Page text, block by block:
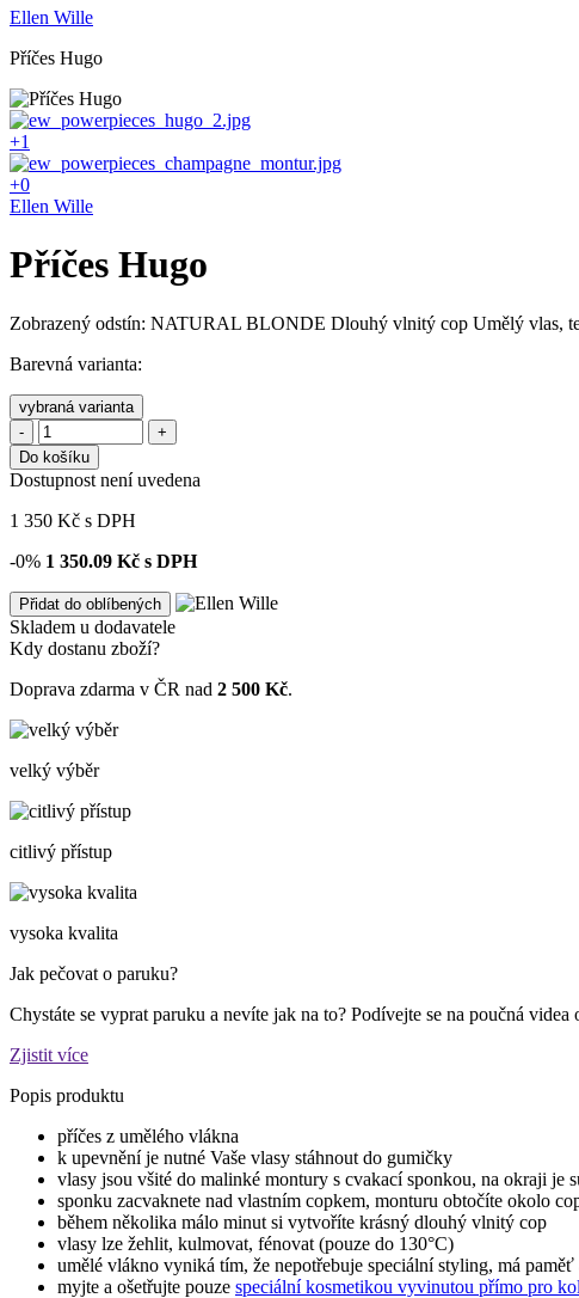
Ellen Wille
Příčes Hugo
+1
+0
Ellen Wille
Příčes Hugo
Zobrazený odstín: NATURAL BLONDE Dlouhý vlnitý cop Umělý vlas,
Barevná varianta:
vybraná varianta
-
+
Do košíku
Dostupnost není uvedena
1 350 Kč s DPH
-0% 1 350.09 Kč s DPH
Přidat do oblíbených
Skladem u dodavatele
Kdy dostanu zboží?
Doprava zdarma v ČR nad 2 500 Kč.
velký výběr
citlivý přístup
vysoka kvalita
Jak pečovat o paruku?
Chystáte se vyprat paruku a nevíte jak na to? Podívejte se na poučná
Zjistit více
Popis produktu
příčes z umělého vlákna
k upevnění je nutné Vaše vlasy stáhnout do gumičky
vlasy jsou všité do malinké montury s cvakací sponkou, na okraji je
sponku zacvaknete nad vlastním copkem, monturu obtočíte okolo
během několika málo minut si vytvoříte krásný dlouhý vlnitý cop
vlasy lze žehlit, kulmovat, fénovat (pouze do 130°C)
umělé vlákno vyniká tím, že nepotřebuje speciální styling, má
myjte a ošetřujte pouze speciální kosmetikou vyvinutou přímo pro